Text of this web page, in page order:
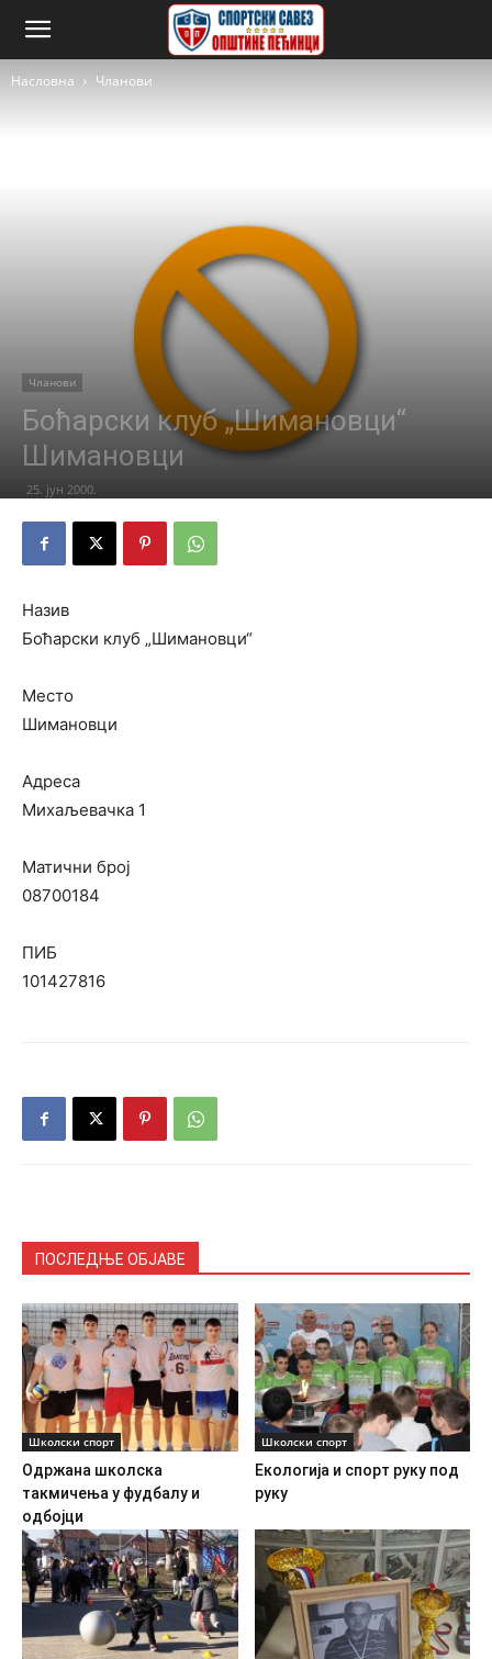
Насловна Чланови
Чланови
Боћарски клуб „Шимановци“
Шимановци
25. јун 2000.
Назив
Боћарски клуб „Шимановци“
Место
Шимановци
Адреса
Михаљевачка 1
Матични број
08700184
ПИБ
101427816
ПОСЛЕДЊЕ ОБЈАВЕ
Школски спорт
Одржана школска
такмичења у фудбалу и
одбојци
Школски спорт
Екологија и спорт руку под
руку